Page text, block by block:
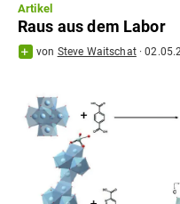
Artikel
Raus aus dem Labor
von Steve Waitschat·